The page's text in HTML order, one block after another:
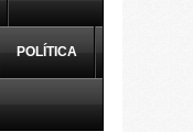
POLÍTICA